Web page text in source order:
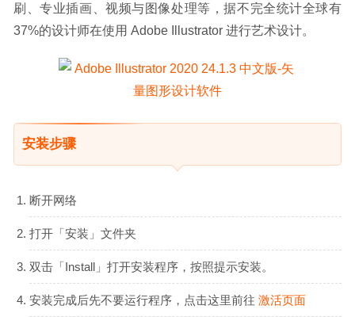
刷、专业插画、视频与图像处理等，据不完全统计全球有
37%的设计师在使用 Adobe Illustrator 进行艺术设计。
安装步骤
断开网络
打开「安装」文件夹
双击「Install」打开安装程序，按照提示安装。
安装完成后先不要运行程序，点击这里前往 激活页面